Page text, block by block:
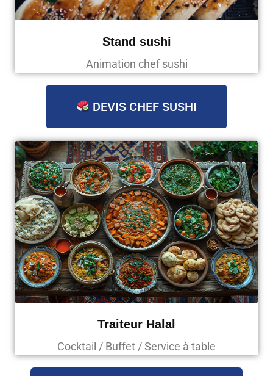
Stand sushi
Animation chef sushi
DEVIS CHEF SUSHI
Traiteur Halal
Cocktail / Buffet / Service à table